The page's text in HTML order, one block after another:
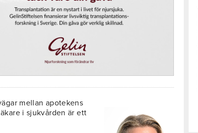
mellan apotekens
i sjukvården är ett